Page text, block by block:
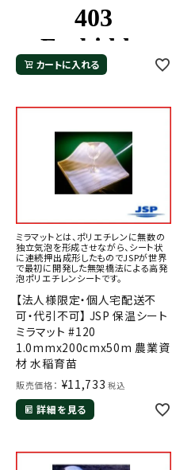
カートに入れる
ミラマットとは、ポリエチレンに無数の
独立気泡を形成させながら、シート状
に連続押出成形したものでJSPが世界
で最初に開発した無架橋法による高発
泡ポリエチレンシートです。
【法人様限定・個人宅配送不
可・代引不可】 JSP 保温シート
ミラマット #120
1.0mmx200cmx50m 農業資
材 水稲育苗
販売価格： ¥11,733 税込
詳細を見る